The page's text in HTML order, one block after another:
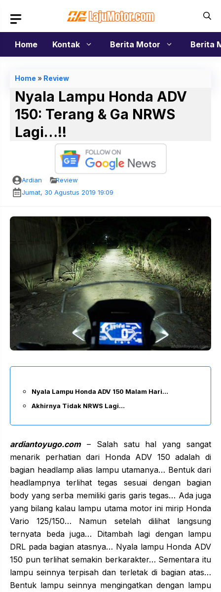
isi
Home
Kontak Berita Motor Berita
Home » Review
Nyala Lampu Honda ADV
150: Terang & Ga NRWS
Lagi…!!
Ardian
Review
Jumat, 30 Agustus 2019 19:09
Nyala Lampu Honda ADV 150 Malam Hari…
Akhirnya Tidak NRWS Lagi…
ardiantoyugo.com– Salah satu hal yang sangat
menarik perhatian dari Honda ADV 150 adalah di
bagian headlamp alias lampu utamanya… Bentuk dari
headlampnya terlihat tegas sesuai dengan bagian
body yang serba memiliki garis garis tegas… Ada juga
yang bilang kalau lampu utama motor ini mirip Honda
Vario 125/150… Namun setelah dilihat langsung
ternyata beda juga… Ditambah lagi dengan lampu
DRL pada bagian atasnya… Nyala lampu Honda ADV
150 pun terlihat semakin berkarakter… Sementara itu
lampu seinnya terpisah dan terletak di bagian atas…
Bentuk lampu seinnya mengingatkan dengan lampu